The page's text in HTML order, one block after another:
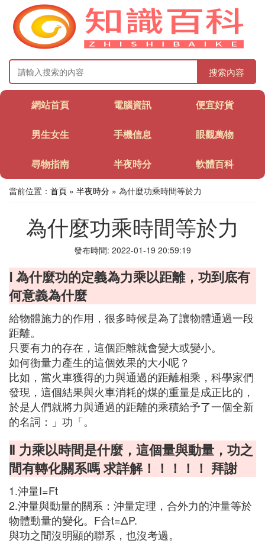
搜索內容
網站首頁 電腦資訊 便宜好貨
男生女生 手機信息 眼觀萬物
尋物指南 半夜時分 軟體百科
當前位置： 首頁 » 半夜時分 » 為什麼功乘時間等於力
為什麼功乘時間等於力
發布時間: 2022-01-19 20:59:19
Ⅰ 為什麼功的定義為力乘以距離，功到底有
何意義為什麼
給物體施力的作用，很多時候是為了讓物體通過一段
距離。
只要有力的存在，這個距離就會變大或變小。
如何衡量力產生的這個效果的大小呢？
比如，當火車獲得的力與通過的距離相乘，科學家們
發現，這個結果與火車消耗的煤的重量是成正比的，
於是人們就將力與通過的距離的乘積給予了一個全新
的名詞：」功「。
Ⅱ 力乘以時間是什麼，這個量與動量，功之
間有轉化關系嗎 求詳解！！！！！ 拜謝
1.沖量I=Ft
2.沖量與動量的關系：沖量定理，合外力的沖量等於
物體動量的變化。F合t=ΔP.
與功之間沒明顯的聯系，也沒考過。